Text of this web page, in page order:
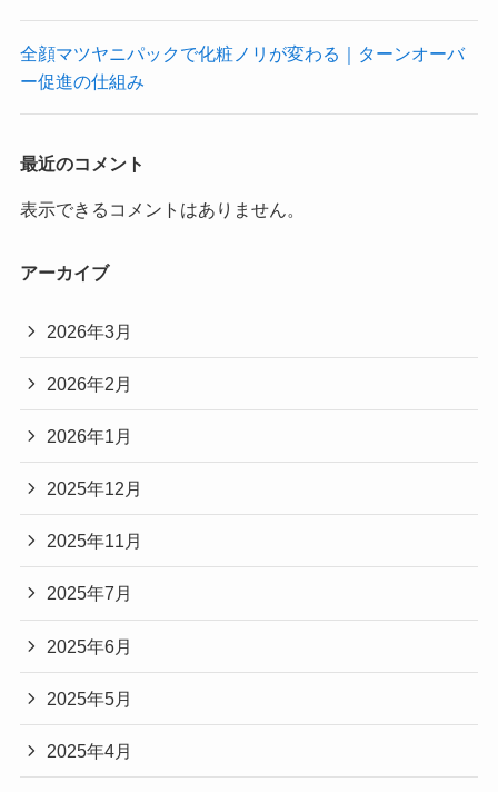
全顔マツヤニパックで化粧ノリが変わる｜ターンオーバ
ー促進の仕組み
最近のコメント
表示できるコメントはありません。
アーカイブ
2026年3月
2026年2月
2026年1月
2025年12月
2025年11月
2025年7月
2025年6月
2025年5月
2025年4月